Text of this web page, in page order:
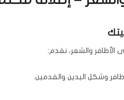
الأظافر والشعر، نقدم:
وشكل اليدين والقدمين.